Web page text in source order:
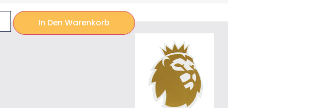
In Den Warenkorb